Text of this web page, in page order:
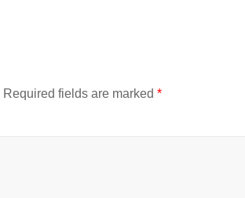
Required fields are marked *